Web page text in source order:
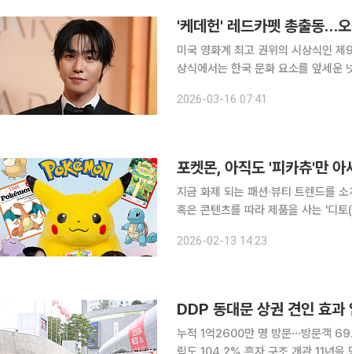
'케데헌' 레드카펫 총출동…
미국 영화계 최고 권위의 시상식인
상식에서는 한국 문화 요소를 앞세운
2026-03-16 07:41
포켓몬, 아직도 '피카츄'만
지금 화제 되는 패션·뷰티 트렌드를
혹은 콘텐츠를 따라 제품을 사는 '디
도 굳건한 인기를 자랑하고 있습니다.
2026-02-13 14:23
누적 1억2600만 명 방문⋯방문객